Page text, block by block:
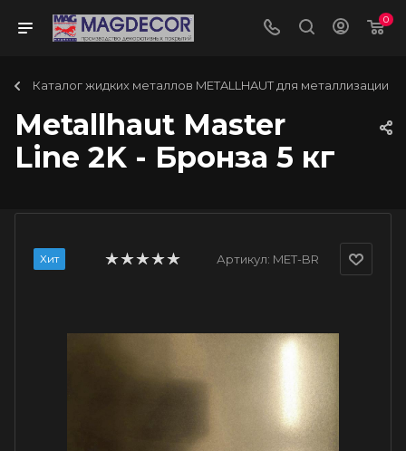
0
Каталог жидких металлов METALLHAUT для металлизации
Metallhaut Master
Line 2K - Бронза 5 кг
Хит Артикул: MET-BR